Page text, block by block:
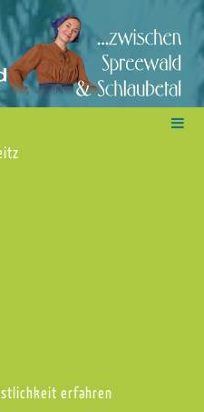
erfahren